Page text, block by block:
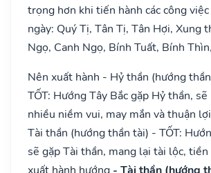
trọng hơn khi tiến hành các công
ngày: Quý Tị, Tân Tị, Tân Hợi, Xung
Ngọ, Canh Ngọ, Bính Tuất, Bính
Nên xuất hành - Hỷ thần (hướng
TỐT: Hướng Tây Bắc gặp Hỷ thần,
nhiều niềm vui, may mắn và thuận
Tài thần (hướng thần tài) - TỐT:
sẽ gặp Tài thần, mang lại tài lộc, tiền